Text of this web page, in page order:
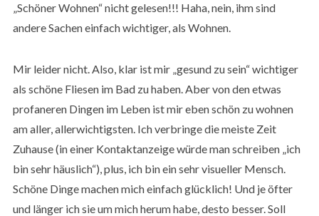
„Schöner Wohnen“ nicht gelesen!!! Haha, nein, ihm sind
andere Sachen einfach wichtiger, als Wohnen.
Mir leider nicht. Also, klar ist mir „gesund zu sein“ wichtiger
als schöne Fliesen im Bad zu haben. Aber von den etwas
profaneren Dingen im Leben ist mir eben schön zu wohnen
am aller, allerwichtigsten. Ich verbringe die meiste Zeit
Zuhause (in einer Kontaktanzeige würde man schreiben „ich
bin sehr häuslich“), plus, ich bin ein sehr visueller Mensch.
Schöne Dinge machen mich einfach glücklich! Und je öfter
und länger ich sie um mich herum habe, desto besser. Soll